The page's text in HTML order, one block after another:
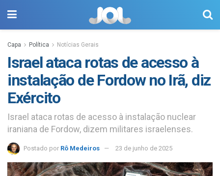
Capa Política Notícias Gerais
Israel ataca rotas de acesso à
instalação de Fordow no Irã, diz
Exército
Israel ataca rotas de acesso à instalação nuclear
iraniana de Fordow, dizem militares israelenses.
Postado por Rô Medeiros 23 de junho de 2025